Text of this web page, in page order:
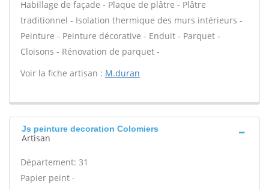
Habillage de façade - Plaque de plâtre - Plâtre
traditionnel - Isolation thermique des murs intérieurs -
Peinture - Peinture décorative - Enduit - Parquet -
Cloisons - Rénovation de parquet -
Voir la fiche artisan : M.duran
Js peinture decoration Colomiers
Artisan
Département: 31
Papier peint -